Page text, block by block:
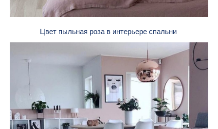
Цвет пыльная роза в интерьере спальни